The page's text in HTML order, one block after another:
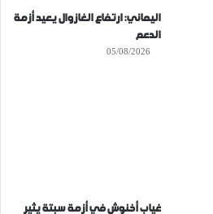
اليماني: ارتفاع الغازوال يعيد أزمة
الدعم
05/08/2026
غياب أخنوش في أزمة سبتة يثير